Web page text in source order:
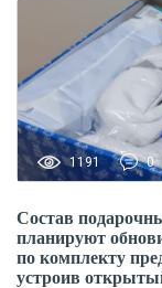
1191 0
Состав
планируют
по комплекту
устроив